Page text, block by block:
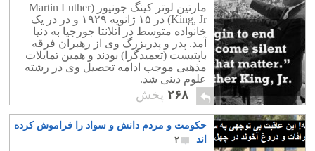
مارتین لوتر کینگ جونیور (Martin Luther
King, Jr)‏ در ۱۵ ژانویه ۱۹۲۹ و در در یک
خانواده متوسط در آتلانتا جورجیا به دنیا
آمد. پدر و پدربزرگ وی از رهبران فرقه
باپتیست (تعمیدگرا) بودند و همین تمایلات
مذهبی موجب ادامه تحصیل وی در رشته
علوم دینی شد.
۲۶۸ پخش
حکومت و مردم دانش و سواد را فراموش کرده
اند
۲